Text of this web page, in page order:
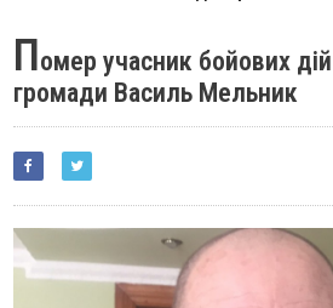
Помер учасник бойових
громади Василь Мельник